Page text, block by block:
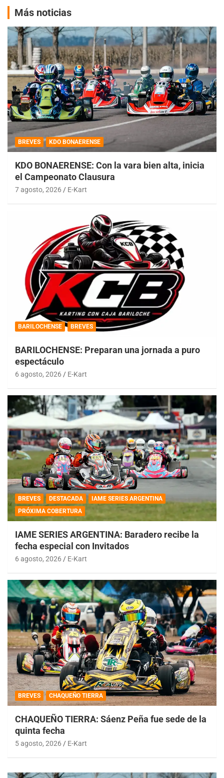
Más noticias
BREVES KDO BONAERENSE
KDO BONAERENSE: Con la vara bien alta, inicia
el Campeonato Clausura
7 agosto, 2026 E-Kart
BARILOCHENSE BREVES
BARILOCHENSE: Preparan una jornada a puro
espectáculo
6 agosto, 2026 E-Kart
BREVES DESTACADA
IAME SERIES ARGENTINA
PRÓXIMA COBERTURA
IAME SERIES ARGENTINA: Baradero recibe la
fecha especial con Invitados
6 agosto, 2026 E-Kart
BREVES CHAQUEÑO TIERRA
CHAQUEÑO TIERRA: Sáenz Peña fue sede de la
quinta fecha
5 agosto, 2026 E-Kart